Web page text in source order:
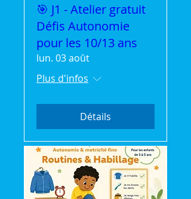
🎯 J1 - Atelier gratuit
Défis Autonomie
pour les 10/13 ans
lun. 03 août
Plus d'infos
Détails